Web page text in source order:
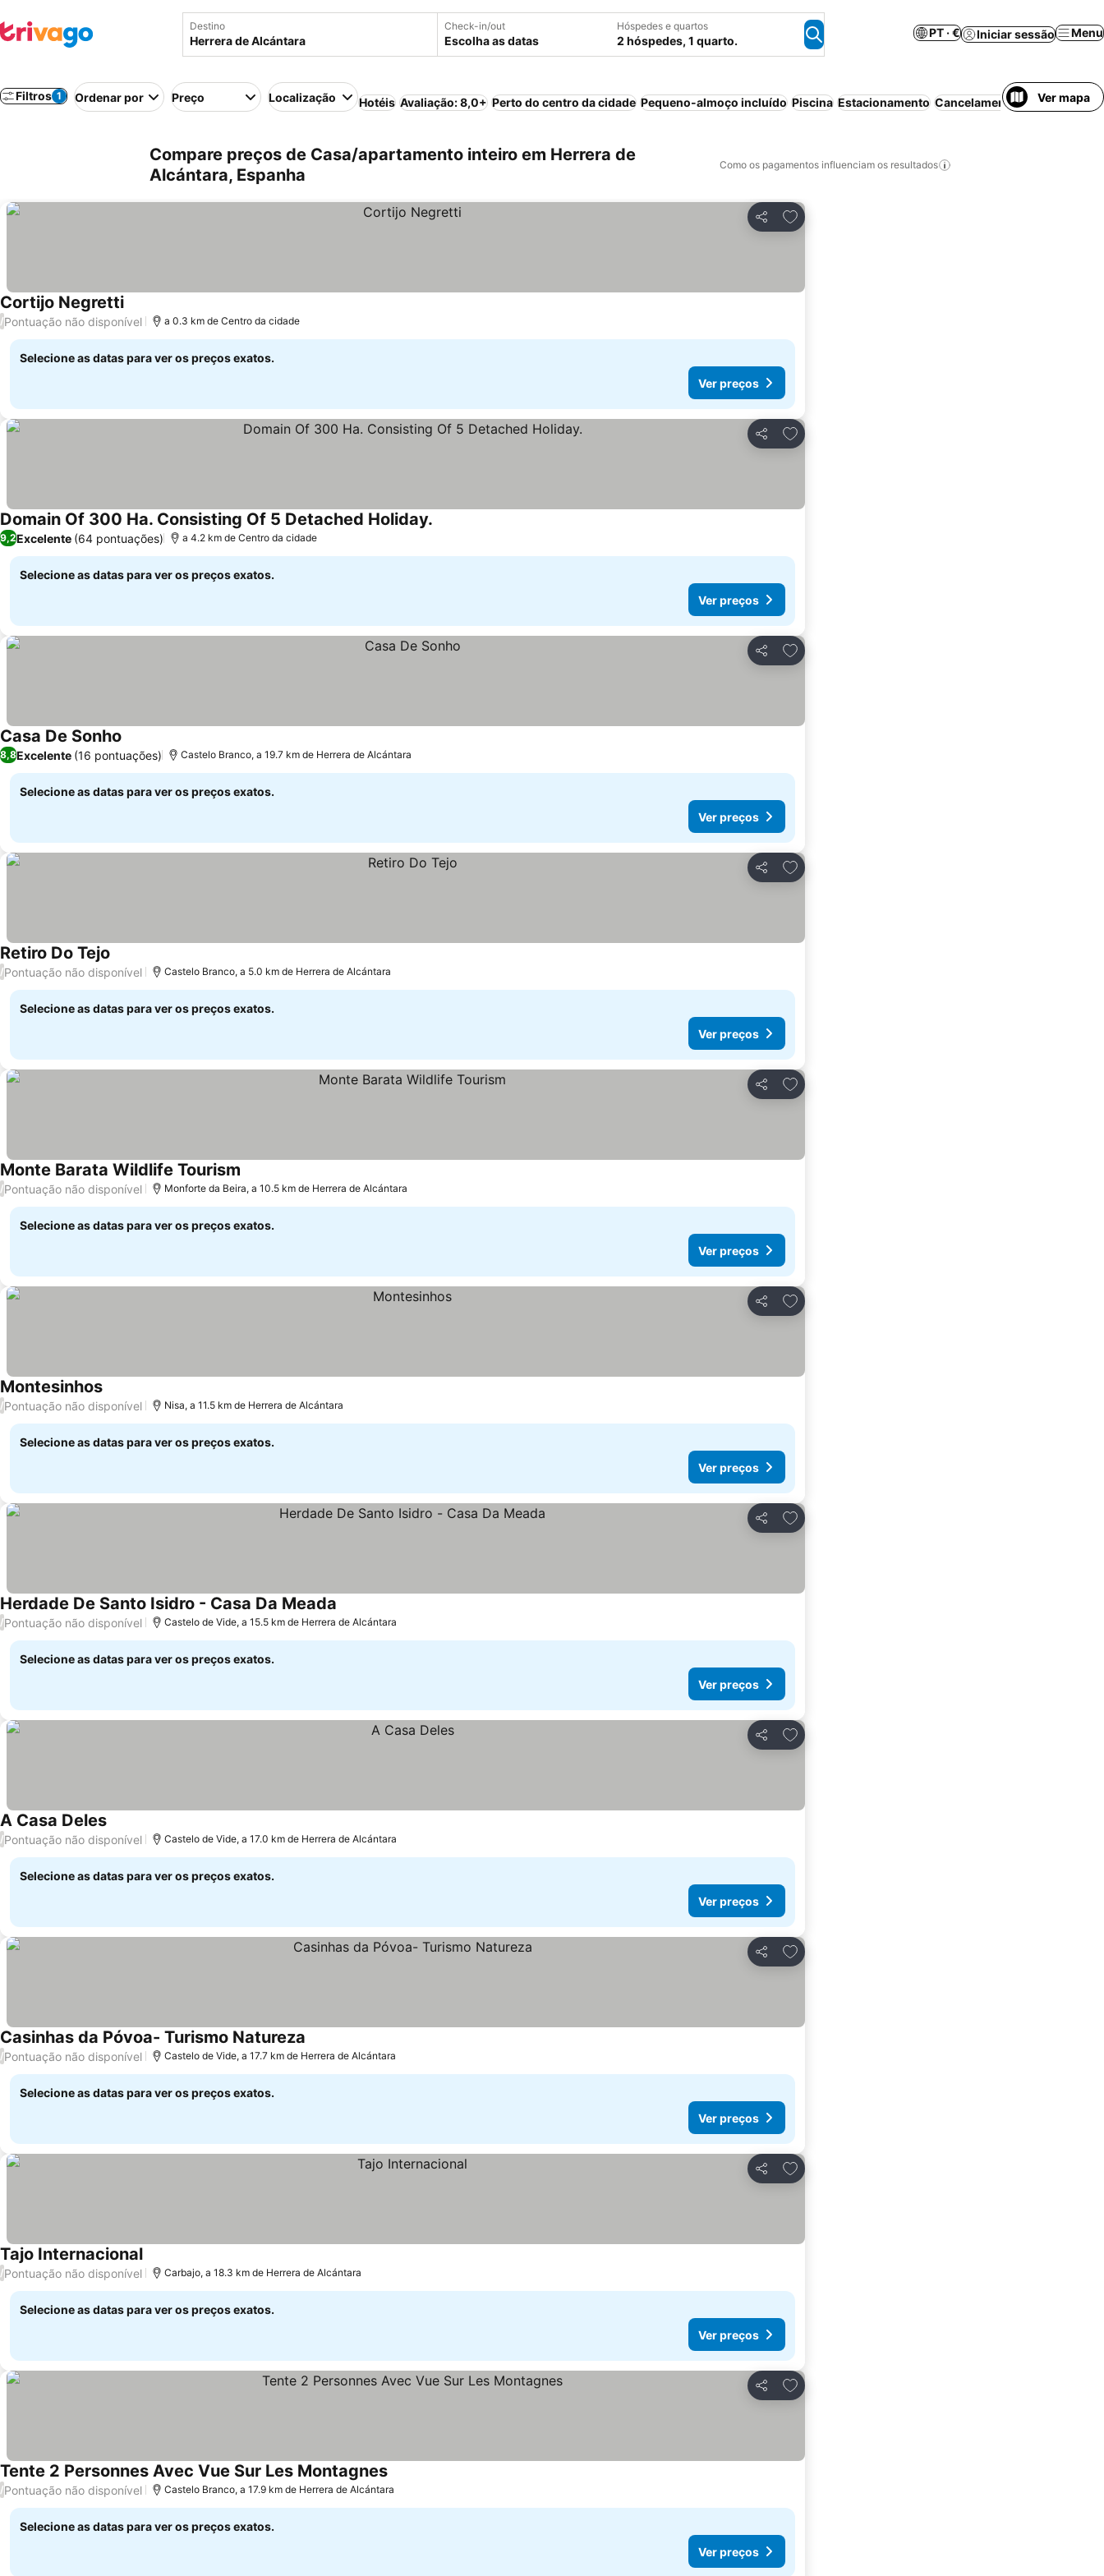
Destino Check-in/out
Escolha as datas
Hóspedes e quartos
2 hóspedes, 1 quarto.
PT · € Iniciar sessão Menu
Filtros 1 Ordenar por Preço Localização Hotéis Avaliação: 8,0+ Perto do centro da cidade Pequeno-almoço incluído Piscina Estacionamento Cancelamento gratuitoVer mapa
Compare preços de Casa/apartamento inteiro em Herrera de
Alcántara, Espanha
Como os pagamentos influenciam os resultados
Partilhar
Adicionar aos favoritos
Cortijo Negretti
/Pontuação não disponível a 0.3 km de Centro da cidade
Selecione as datas para ver os preços exatos.
Ver preços
Partilhar
Adicionar aos favoritos
Domain Of 300 Ha. Consisting Of 5 Detached Holiday.
9,2Excelente (64 pontuações) a 4.2 km de Centro da cidade
Selecione as datas para ver os preços exatos.
Ver preços
Partilhar
Adicionar aos favoritos
Casa De Sonho
8,8Excelente (16 pontuações) Castelo Branco, a 19.7 km de Herrera de Alcántara
Selecione as datas para ver os preços exatos.
Ver preços
Partilhar
Adicionar aos favoritos
Retiro Do Tejo
/Pontuação não disponível Castelo Branco, a 5.0 km de Herrera de Alcántara
Selecione as datas para ver os preços exatos.
Ver preços
Partilhar
Adicionar aos favoritos
Monte Barata Wildlife Tourism
/Pontuação não disponível Monforte da Beira, a 10.5 km de Herrera de Alcántara
Selecione as datas para ver os preços exatos.
Ver preços
Partilhar
Adicionar aos favoritos
Montesinhos
/Pontuação não disponível Nisa, a 11.5 km de Herrera de Alcántara
Selecione as datas para ver os preços exatos.
Ver preços
Partilhar
Adicionar aos favoritos
Herdade De Santo Isidro - Casa Da Meada
/Pontuação não disponível Castelo de Vide, a 15.5 km de Herrera de Alcántara
Selecione as datas para ver os preços exatos.
Ver preços
Partilhar
Adicionar aos favoritos
A Casa Deles
/Pontuação não disponível Castelo de Vide, a 17.0 km de Herrera de Alcántara
Selecione as datas para ver os preços exatos.
Ver preços
Partilhar
Adicionar aos favoritos
Casinhas da Póvoa- Turismo Natureza
/Pontuação não disponível Castelo de Vide, a 17.7 km de Herrera de Alcántara
Selecione as datas para ver os preços exatos.
Ver preços
Partilhar
Adicionar aos favoritos
Tajo Internacional
/Pontuação não disponível Carbajo, a 18.3 km de Herrera de Alcántara
Selecione as datas para ver os preços exatos.
Ver preços
Partilhar
Adicionar aos favoritos
Tente 2 Personnes Avec Vue Sur Les Montagnes
/Pontuação não disponível Castelo Branco, a 17.9 km de Herrera de Alcántara
Selecione as datas para ver os preços exatos.
Ver preços